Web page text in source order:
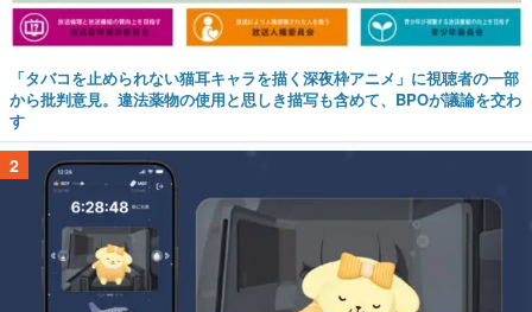
「タバコを止められない猫耳キャラを描く深夜枠アニメ」に視聴者の一部
から批判意見。違法薬物の使用と思しき描写も含めて、BPOが議論を交わ
す
2